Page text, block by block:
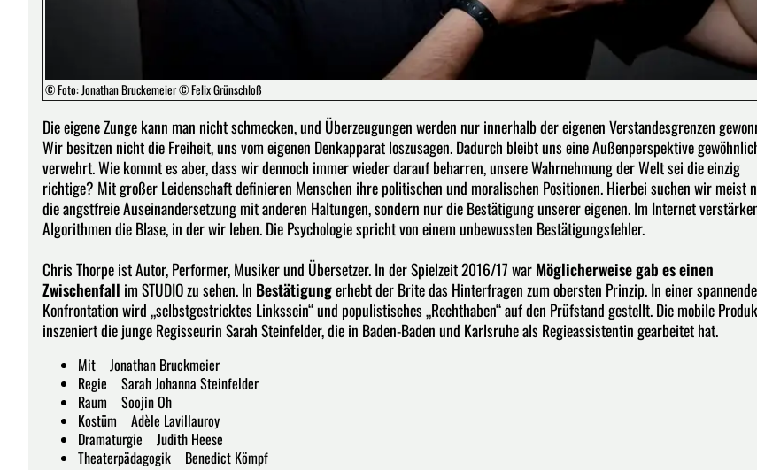
© Foto: Jonathan Bruckemeier © Felix Grünschloß
Die eigene Zunge kann man nicht schmecken, und Überzeugungen werden nur innerhalb der eigenen Verstandesgrenzen
Wir besitzen nicht die Freiheit, uns vom eigenen Denkapparat loszusagen. Dadurch bleibt uns eine Außenperspektive
verwehrt. Wie kommt es aber, dass wir dennoch immer wieder darauf beharren, unsere Wahrnehmung der Welt sei die einzig
richtige? Mit großer Leidenschaft definieren Menschen ihre politischen und moralischen Positionen. Hierbei suchen wir meist
die angstfreie Auseinandersetzung mit anderen Haltungen, sondern nur die Bestätigung unserer eigenen. Im Internet
Algorithmen die Blase, in der wir leben. Die Psychologie spricht von einem unbewussten Bestätigungsfehler.
Chris Thorpe ist Autor, Performer, Musiker und Übersetzer. In der Spielzeit 2016/17 warMöglicherweise gab es einen
Zwischenfall im STUDIO zu sehen. In Bestätigungerhebt der Brite das Hinterfragen zum obersten Prinzip. In einer
Konfrontation wird „selbstgestricktes Linkssein“ und populistisches „Rechthaben“ auf den Prüfstand gestellt. Die mobile
inszeniert die junge Regisseurin Sarah Steinfelder, die in Baden-Baden und Karlsruhe als Regieassistentin gearbeitet hat.
Mit Jonathan Bruckmeier
Regie Sarah Johanna Steinfelder
Raum Soojin Oh
Kostüm Adèle Lavillauroy
Dramaturgie Judith Heese
Theaterpädagogik Benedict Kömpf